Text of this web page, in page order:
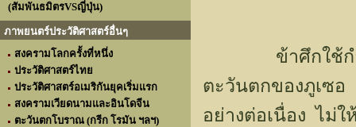
(สัมพันธมิตรVSญี่ปุ่น)
ภาพยนตร์ประวัติศาสตร์อื่นๆ
สงครามโลกครั้งที่หนึ่ง
ประวัติศาสตร์ไทย
ประวัติศาสตร์อเมริกันยุคเริ่มแรก
สงครามเวียดนามและอินโดจีน
ตะวันตกโบราณ (กรีก โรมัน ฯลฯ)
ข้าศึกใช้กำลัง
ตะวันตกของภูเซ
อย่างต่อเนื่อง ไม่ใ